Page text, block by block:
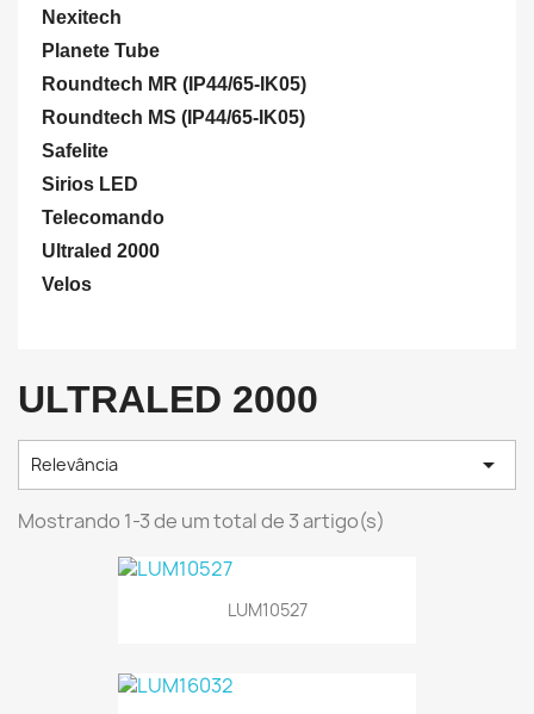
Nexitech
Planete Tube
Roundtech MR (IP44/65-IK05)
Roundtech MS (IP44/65-IK05)
Safelite
Sirios LED
Telecomando
Ultraled 2000
Velos
ULTRALED 2000
Relevância 
Mostrando 1-3 de um total de 3 artigo(s)
LUM10527